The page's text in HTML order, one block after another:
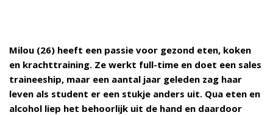
Milou (26) heeft een passie voor gezond eten, koken
en krachttraining. Ze werkt full-time en doet een sales
traineeship, maar een aantal jaar geleden zag haar
leven als student er een stukje anders uit. Qua eten en
alcohol liep het behoorlijk uit de hand en daardoor